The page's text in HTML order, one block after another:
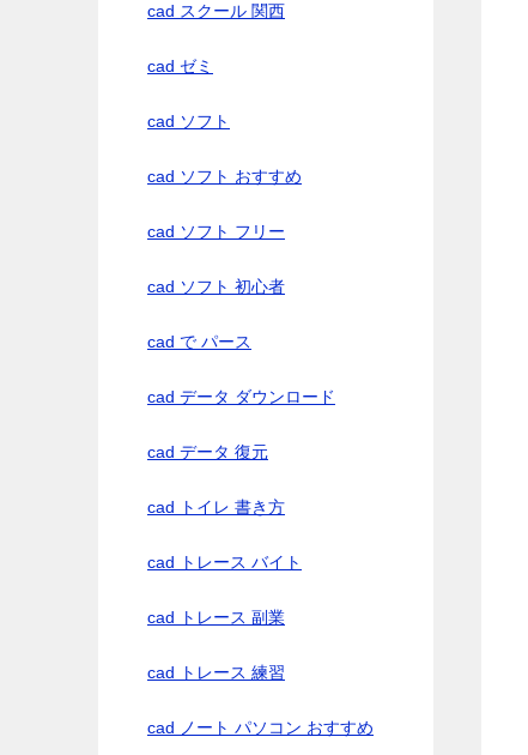
cad スクール 関西
cad ゼミ
cad ソフト
cad ソフト おすすめ
cad ソフト フリー
cad ソフト 初心者
cad で パース
cad データ ダウンロード
cad データ 復元
cad トイレ 書き方
cad トレース バイト
cad トレース 副業
cad トレース 練習
cad ノート パソコン おすすめ